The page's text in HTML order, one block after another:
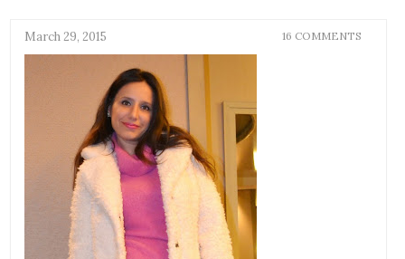
March 29, 2015 16 COMMENTS